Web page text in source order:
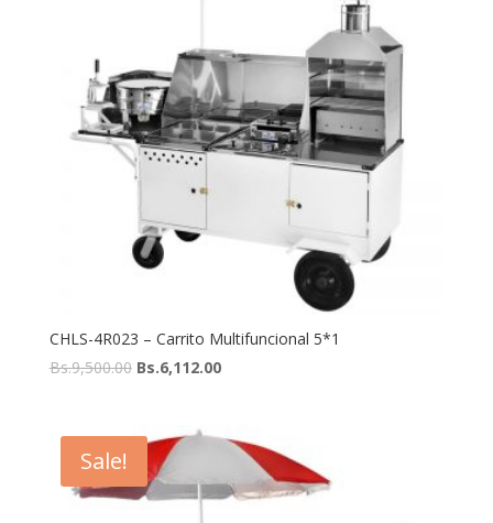
CHLS-4R023 – Carrito Multifuncional 5*1
Bs.9,500.00 Bs.6,112.00
Sale!